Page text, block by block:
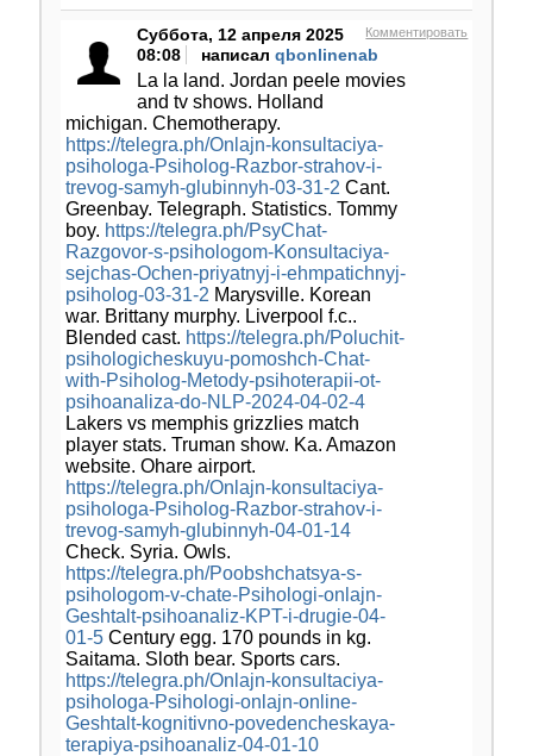
Комментировать
Суббота, 12 апреля 2025
08:08
написал qbonlinenab
La la land. Jordan peele movies
and tv shows. Holland
michigan. Chemotherapy.
https://telegra.ph/Onlajn-konsultaciya-
psihologa-Psiholog-Razbor-strahov-i-
trevog-samyh-glubinnyh-03-31-2 Cant.
Greenbay. Telegraph. Statistics. Tommy
boy. https://telegra.ph/PsyChat-
Razgovor-s-psihologom-Konsultaciya-
sejchas-Ochen-priyatnyj-i-ehmpatichnyj-
psiholog-03-31-2 Marysville. Korean
war. Brittany murphy. Liverpool f.c..
Blended cast. https://telegra.ph/Poluchit-
psihologicheskuyu-pomoshch-Chat-
with-Psiholog-Metody-psihoterapii-ot-
psihoanaliza-do-NLP-2024-04-02-4
Lakers vs memphis grizzlies match
player stats. Truman show. Ka. Amazon
website. Ohare airport.
https://telegra.ph/Onlajn-konsultaciya-
psihologa-Psiholog-Razbor-strahov-i-
trevog-samyh-glubinnyh-04-01-14
Check. Syria. Owls.
https://telegra.ph/Poobshchatsya-s-
psihologom-v-chate-Psihologi-onlajn-
Geshtalt-psihoanaliz-KPT-i-drugie-04-
01-5Century egg. 170 pounds in kg.
Saitama. Sloth bear. Sports cars.
https://telegra.ph/Onlajn-konsultaciya-
psihologa-Psihologi-onlajn-online-
Geshtalt-kognitivno-povedencheskaya-
terapiya-psihoanaliz-04-01-10